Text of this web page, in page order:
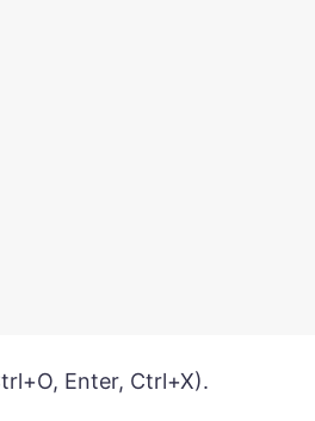
Enter, Ctrl+X).